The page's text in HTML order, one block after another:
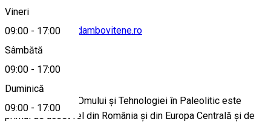
Vineri
09:00 - 17:00
Sâmbătă
09:00 - 17:00
Duminică
09:00 - 17:00
contact@muzee-dambovitene.ro
Despre
Muzeul Evoluţiei Omului şi Tehnologiei în Paleolitic este
primul de acest fel din România şi din Europa Centrală şi de